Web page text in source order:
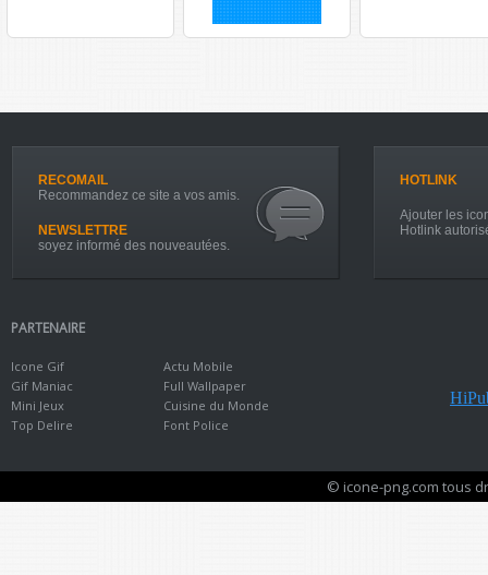
RECOMAIL
Recommandez ce site a vos amis.
NEWSLETTRE
soyez informé des nouveautées.
HOTLINK
Ajouter les
Hotlink
PARTENAIRE
Icone Gif
Gif Maniac
Mini Jeux
Top Delire
Actu Mobile
Full Wallpaper
Cuisine du Monde
Font Police
© icone-png.com tous